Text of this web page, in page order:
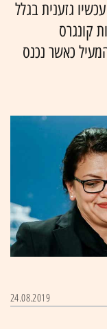
גזענית בגלל
קונגרס
כאשר נכנס
24.08.2019